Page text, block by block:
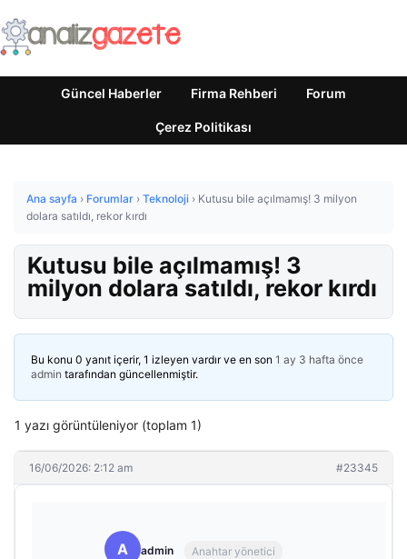
Güncel Haberler Firma Rehberi Forum
Çerez Politikası
Ana sayfa › Forumlar › Teknoloji › Kutusu bile açılmamış! 3 milyon
dolara satıldı, rekor kırdı
Kutusu bile açılmamış! 3
milyon dolara satıldı, rekor kırdı
Bu konu 0 yanıt içerir, 1 izleyen vardır ve en son 1 ay 3 hafta önce
admin tarafından güncellenmiştir.
1 yazı görüntüleniyor (toplam 1)
16/06/2026: 2:12 am #23345
A admin Anahtar yönetici